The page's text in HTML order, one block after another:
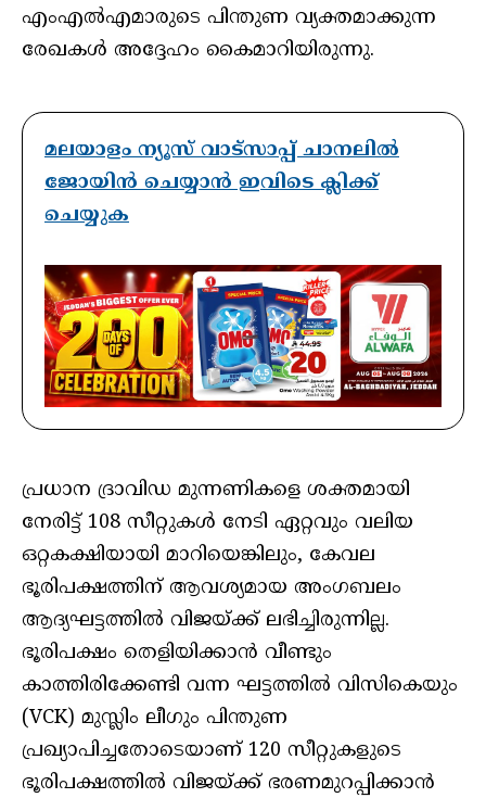
എംഎൽഎമാരുടെ പിന്തുണ വ്യക്തമാക്കുന്ന
രേഖകൾ അദ്ദേഹം കൈമാറിയിരുന്നു.
മലയാളം ന്യൂസ് വാട്സാപ്പ് ചാനലിൽ
ജോയിൻ ചെയ്യാൻ ഇവിടെ ക്ലിക്ക്
ചെയ്യുക
പ്രധാന ദ്രാവിഡ മുന്നണികളെ ശക്തമായി
നേരിട്ട് 108 സീറ്റുകൾ നേടി ഏറ്റവും വലിയ
ഒറ്റകക്ഷിയായി മാറിയെങ്കിലും, കേവല
ഭൂരിപക്ഷത്തിന് ആവശ്യമായ അംഗബലം
ആദ്യഘട്ടത്തിൽ വിജയ്‌ക്ക് ലഭിച്ചിരുന്നില്ല.
ഭൂരിപക്ഷം തെളിയിക്കാൻ വീണ്ടും
കാത്തിരിക്കേണ്ടി വന്ന ഘട്ടത്തിൽ വിസികെയും
(VCK) മുസ്ലിം ലീഗും പിന്തുണ
പ്രഖ്യാപിച്ചതോടെയാണ് 120 സീറ്റുകളുടെ
ഭൂരിപക്ഷത്തിൽ വിജയ്‌ക്ക് ഭരണമുറപ്പിക്കാൻ